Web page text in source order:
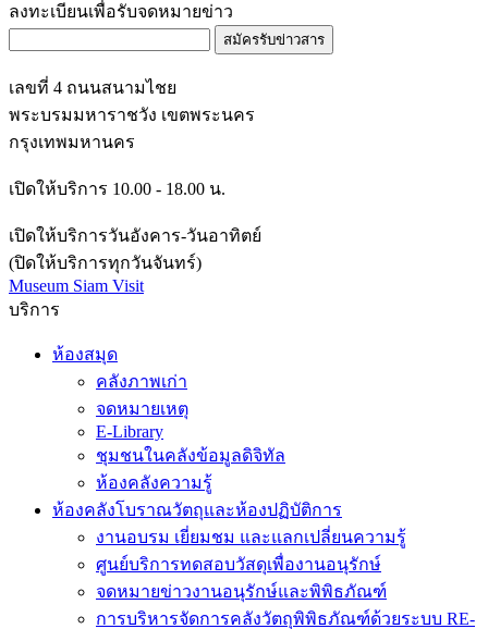
ลงทะเบียนเพื่อรับจดหมายข่าว
สมัครรับข่าวสาร
เลขที่ 4 ถนนสนามไชย
พระบรมมหาราชวัง เขตพระนคร
กรุงเทพมหานคร
เปิดให้บริการ 10.00 - 18.00 น.
เปิดให้บริการวันอังคาร-วันอาทิตย์
(ปิดให้บริการทุกวันจันทร์)
Museum Siam Visit
บริการ
ห้องสมุด
คลังภาพเก่า
จดหมายเหตุ
E-Library
ชุมชนในคลังข้อมูลดิจิทัล
ห้องคลังความรู้
ห้องคลังโบราณวัตถุและห้องปฏิบัติการ
งานอบรม เยี่ยมชม และแลกเปลี่ยนความรู้
ศูนย์บริการทดสอบวัสดุเพื่องานอนุรักษ์
จดหมายข่าวงานอนุรักษ์และพิพิธภัณฑ์
การบริหารจัดการคลังวัตถุพิพิธภัณฑ์ด้วยระบบ RE-